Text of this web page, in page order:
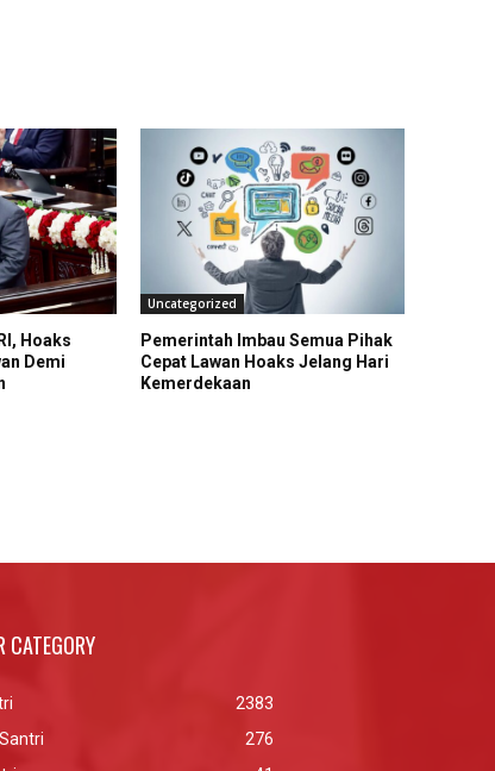
Hoaks
Demi
Uncategorized
Pemerintah Imbau Semua Pihak
Cepat Lawan Hoaks Jelang Hari
Kemerdekaan
CATEGORY
2383
276